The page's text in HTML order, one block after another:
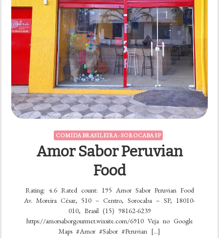
COMIDA BRASILEIRA - SOROCABA SP
Amor Sabor Peruvian
Food
Rating: 4.6 Rated count: 195 Amor Sabor Peruvian Food
Av. Moreira César, 510 – Centro, Sorocaba – SP, 18010-
010, Brasil (15) 98162-6239
https://amorsaborgourmet.wixsite.com/6910 Veja no Google
Maps #Amor #Sabor #Peruvian […]